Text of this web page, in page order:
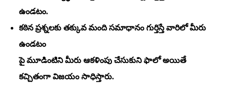
ఉండటం.
కఠిన ప్రశ్నలకు తక్కువ మంది సమాధానం గుర్తిస్తే వారిలో మీరు
ఉండటం
పై మూడింటిని మీరు ఆకళింపు చేసుకుని ఫాలో అయితే
కచ్చితంగా విజయం సాధిస్తారు.